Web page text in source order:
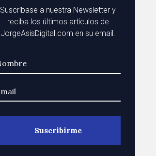
Suscríbase a nuestra Newsletter y
reciba los últimos artículos de
JorgeAsisDigital.com en su email.